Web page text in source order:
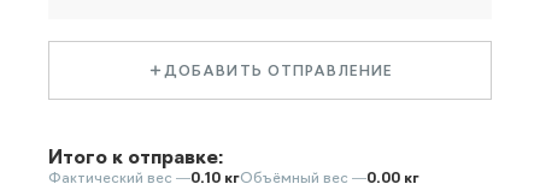
ДОБАВИТЬ ОТПРАВЛЕНИЕ
Итого к отправке:
Фактический вес —0.10 кгОбъёмный вес —0.00 кг